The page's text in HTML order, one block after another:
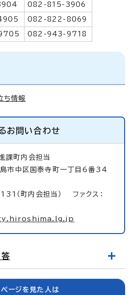
082-815-3906
082-822-8069
082-943-9718
ち情報
お問い合わせ
課町内会担当
中区国泰寺町一丁目6番34
（町内会担当） ファクス：
ページを見た人は